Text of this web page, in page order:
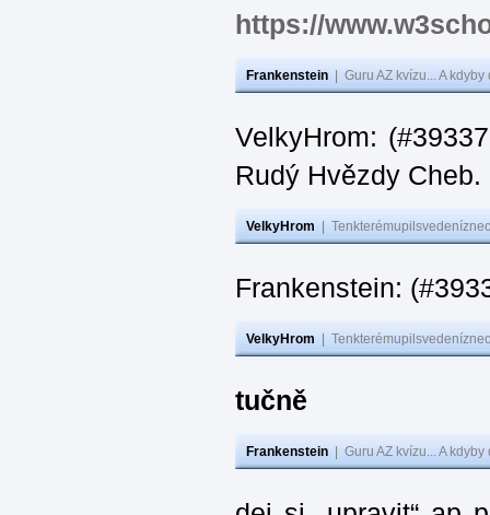
https://
Frankenstein Guru AZ kvízu... A
VelkyHrom:
Rudý Hvězdy Cheb.
VelkyHrom
Frankenstein:
VelkyHrom
tučně
Frankenstein Guru AZ kvízu... A